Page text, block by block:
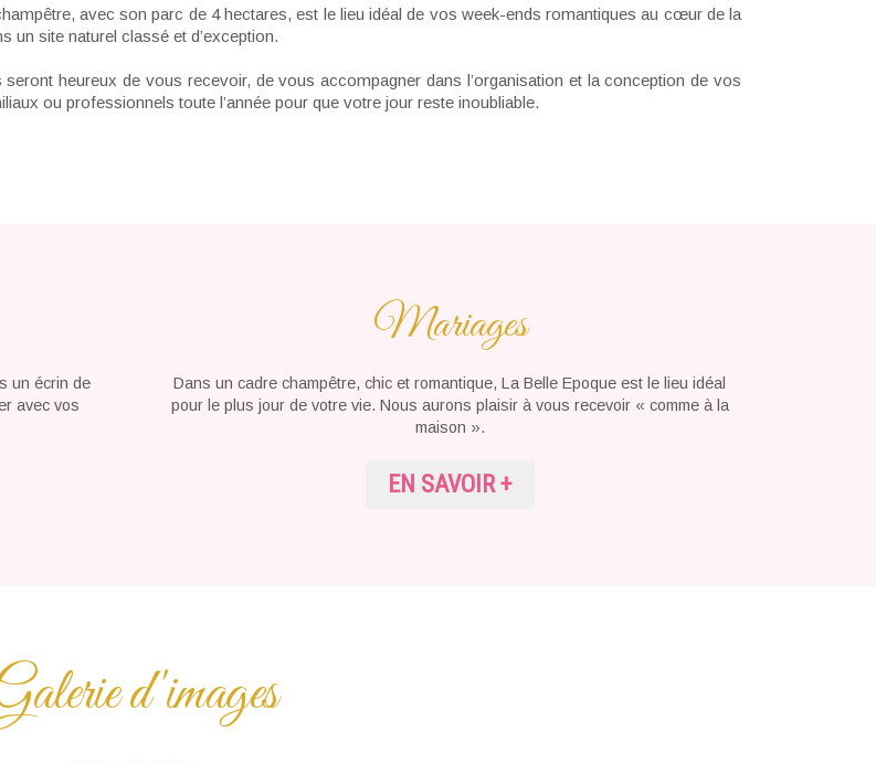
avec son parc de 4 hectares, est le lieu idéal de vos week-ends romantiques au cœur de la
un site naturel classé et d’exception.
seront heureux de vous recevoir, de vous accompagner dans l’organisation et la conception de vos
ou professionnels toute l’année pour que votre jour reste inoubliable.
un écrin de
avec vos
Mariages
Dans un cadre champêtre, chic et romantique, La Belle Epoque est le lieu idéal
pour le plus jour de votre vie. Nous aurons plaisir à vous recevoir « comme à la
maison ».
EN SAVOIR +
d'images